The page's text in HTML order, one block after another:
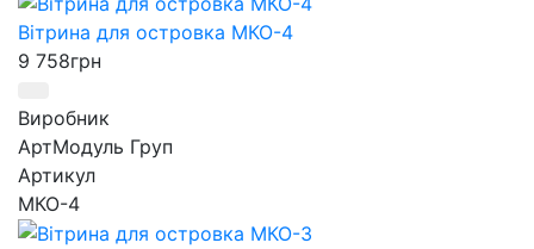
Вітрина для островка МКО-4
9 758грн
Виробник
АртМодуль Груп
Артикул
МКО-4